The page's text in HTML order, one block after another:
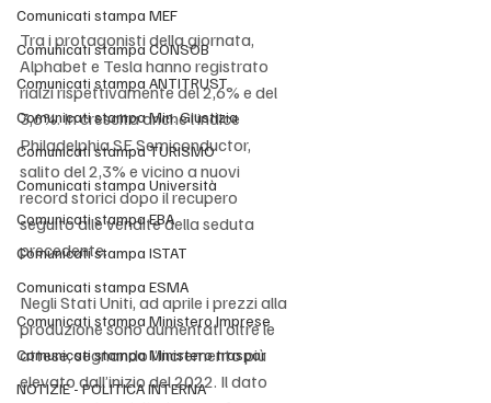
Comunicati stampa MEF
Comunicati stampa CONSOB
Comunicati stampa ANTITRUST
Comunicati stampa Min. Giustizia
Comunicati stampa TURISMO
Comunicati stampa Università
Comunicati stampa EBA
Comunicati stampa ISTAT
Comunicati stampa ESMA
Comunicati stampa Ministero Imprese
Comunicati stampa Ministero traspor
NOTIZIE - POLITICA INTERNA
Tra i protagonisti della giornata,
Alphabet e Tesla hanno registrato
rialzi rispettivamente del 2,6% e del
3,6%. In crescita anche l’indice
Philadelphia SE Semiconductor,
salito del 2,3% e vicino a nuovi
record storici dopo il recupero
seguito alle vendite della seduta
precedente.
Negli Stati Uniti, ad aprile i prezzi alla
produzione sono aumentati oltre le
attese, segnando l’incremento più
elevato dall’inizio del 2022. Il dato